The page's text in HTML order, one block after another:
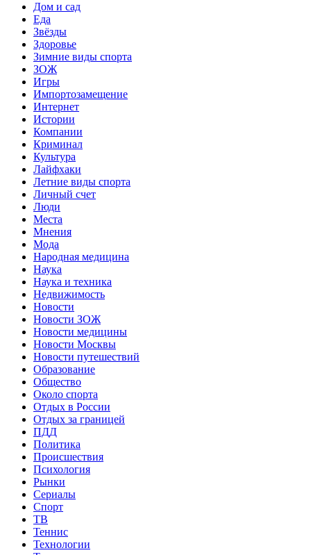
Дом и сад
Еда
Звёзды
Здоровье
Зимние виды спорта
ЗОЖ
Игры
Импортозамещение
Интернет
Истории
Компании
Криминал
Культура
Лайфхаки
Летние виды спорта
Личный счет
Люди
Места
Мнения
Мода
Народная медицина
Наука
Наука и техника
Недвижимость
Новости
Новости ЗОЖ
Новости медицины
Новости Москвы
Новости путешествий
Образование
Общество
Около спорта
Отдых в России
Отдых за границей
ПДД
Политика
Происшествия
Психология
Рынки
Сериалы
Спорт
ТВ
Теннис
Технологии